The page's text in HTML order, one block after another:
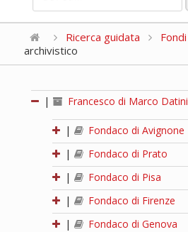
Ricerca guidata Fondi
archivistico
| Francesco di Marco Datini
|
Fondaco di Avignone
|
Fondaco di Prato
|
Fondaco di Pisa
|
Fondaco di Firenze
|
Fondaco di Genova